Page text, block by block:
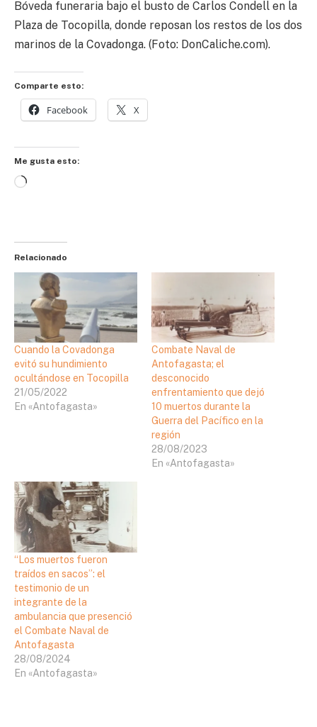
Bóveda funeraria bajo el busto de Carlos Condell en la
Plaza de Tocopilla, donde reposan los restos de los dos
marinos de la Covadonga. (Foto: DonCaliche.com).
Comparte esto:
Facebook X
Me gusta esto:
Cargando...
Relacionado
Cuando la Covadonga
evitó su hundimiento
ocultándose en Tocopilla
21/05/2022
En «Antofagasta»
Combate Naval de
Antofagasta; el
desconocido
enfrentamiento que dejó
10 muertos durante la
Guerra del Pacífico en la
región
28/08/2023
En «Antofagasta»
“Los muertos fueron
traídos en sacos”: el
testimonio de un
integrante de la
ambulancia que presenció
el Combate Naval de
Antofagasta
28/08/2024
En «Antofagasta»